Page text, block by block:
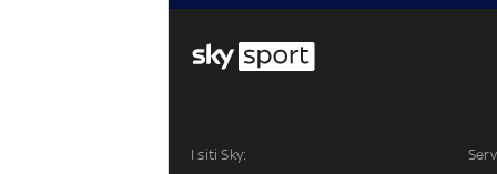
I siti Sky: